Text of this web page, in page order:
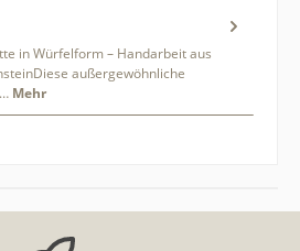
in Würfelform – Handarbeit aus
außergewöhnliche
Mehr